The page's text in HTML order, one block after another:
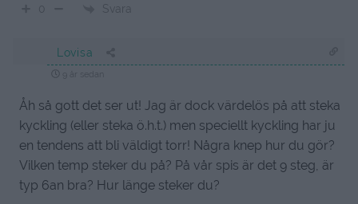
Svara
Lovisa
Åh så gott det ser ut! Jag är dock värdelös på att steka
kyckling (eller steka ö.h.t.) men speciellt kyckling har ju
en tendens att bli väldigt torr! Några knep hur du gör?
Vilken temp steker du på? På vår spis är det 9 steg, är
typ 6an bra? Hur länge steker du?